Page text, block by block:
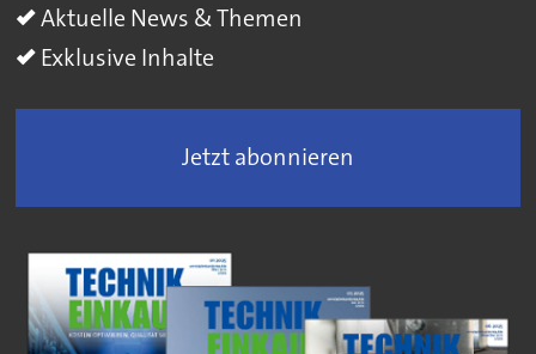
Aktuelle News & Themen
Exklusive Inhalte
Jetzt abonnieren